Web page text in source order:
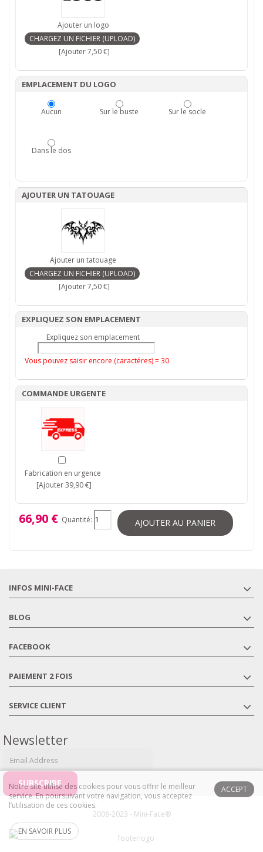
Ajouter un logo
[Ajouter 7,50 €]
EMPLACEMENT DU LOGO
Aucun Sur le buste Sur le socle
Dans le dos
AJOUTER UN TATOUAGE
Ajouter un tatouage
[Ajouter 7,50 €]
EXPLIQUEZ SON EMPLACEMENT
Expliquez son emplacement
Vous pouvez saisir encore (caractéres) =30
COMMANDE URGENTE
Fabrication en urgence
[Ajouter 39,90 €]
66,90 € Quantité: AJOUTER AU PANIER
INFOS MINI-FACE
BLOG
FACEBOOK
PAIEMENT 2 FOIS
SERVICE CLIENT
Newsletter
2008-2023 - Mini-Face®
ACCEPT
Notre site utilise des cookies pour vous offrir le meilleur
service. En poursuivant votre navigation, vous acceptez
l’utilisation de ces cookies.
EN SAVOIR PLUS